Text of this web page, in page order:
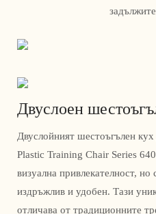
Двуслоен
Двуслойният шестоъгълен
Plastic Training Chair Series
визуална привлекателност,
издръжлив и удобен. Тази
отличава от традиционните